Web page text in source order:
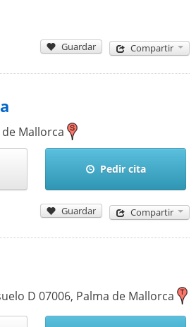
Guardar Compartir
Mallorca
Pedir cita
Guardar Compartir
D 07006, Palma de Mallorca